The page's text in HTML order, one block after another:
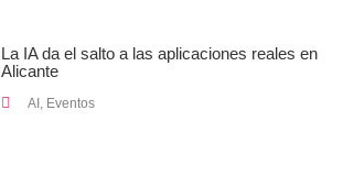
La IA da el salto a las aplicaciones reales en
Alicante
AI , Eventos